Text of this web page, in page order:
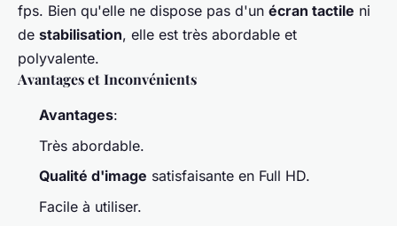
fps. Bien qu'elle ne dispose pas d'un écran tactile ni
de stabilisation, elle est très abordable et
polyvalente.
Avantages et Inconvénients
Avantages:
Très abordable.
Qualité d'image satisfaisante en Full HD.
Facile à utiliser.